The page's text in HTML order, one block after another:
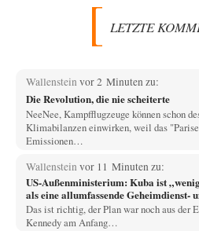
LETZTE
Wallenstein vor 2 Minuten zu:
Die Revolution, die nie scheiterte
NeeNee, Kampfflugzeuge können schon
Klimabilanzen einwirken, weil das
Emissionen…
Wallenstein vor 11 Minuten zu:
US-Außenministerium: Kuba ist
als eine allumfassende Geheimdienst-
Subversionsoperation
Das ist richtig, der Plan war noch aus der
Kennedy am Anfang…